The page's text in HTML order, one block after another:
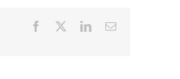
Facebook LinkedInCorreo